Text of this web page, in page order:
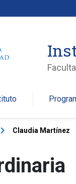
keyboard_arrow_right Claudia Martínez